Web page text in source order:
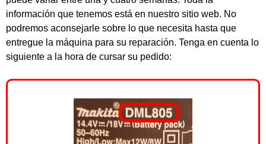
información que tenemos está en nuestro sitio web. No
podremos aconsejarle sobre lo que necesita hasta que
entregue la máquina para su reparación. Tenga en cuenta lo
siguiente a la hora de cursar su pedido: